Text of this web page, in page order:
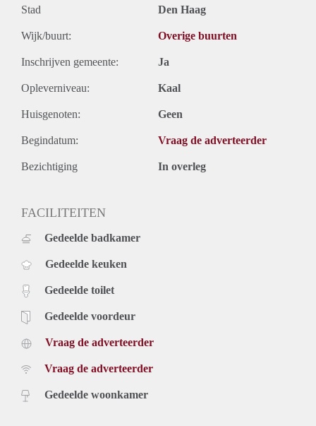
Stad Den Haag
Wijk/buurt: Overige buurten
Inschrijven gemeente: Ja
Opleverniveau: Kaal
Huisgenoten: Geen
Begindatum: Vraag de adverteerder
Bezichtiging In overleg
FACILITEITEN
Gedeelde badkamer
Gedeelde keuken
Gedeelde toilet
Gedeelde voordeur
Vraag de adverteerder
Vraag de adverteerder
Gedeelde woonkamer